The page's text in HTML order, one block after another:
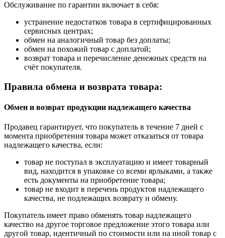
Обслуживание по гарантии включает в себя:
устранение недостатков товара в сертифицированных
сервисных центрах;
обмен на аналогичный товар без доплаты;
обмен на похожий товар с доплатой;
возврат товара и перечисление денежных средств на
счёт покупателя.
Правила обмена и возврата товара:
Обмен и возврат продукции надлежащего качества
Продавец гарантирует, что покупатель в течение 7 дней с
момента приобретения товара может отказаться от товара
надлежащего качества, если:
товар не поступал в эксплуатацию и имеет товарный
вид, находится в упаковке со всеми ярлыками, а также
есть документы на приобретение товара;
товар не входит в перечень продуктов надлежащего
качества, не подлежащих возврату и обмену.
Покупатель имеет право обменять товар надлежащего
качество на другое торговое предложение этого товара или
другой товар, идентичный по стоимости или на иной товар с